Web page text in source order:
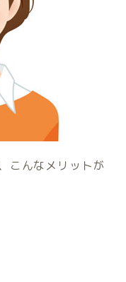
こんなメリットが